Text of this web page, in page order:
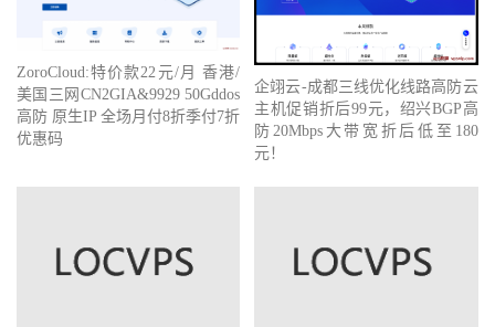
ZoroCloud:特价款22元/月 香港/
美国三网CN2GIA&9929 50Gddos
高防 原生IP 全场月付8折季付7折
优惠码
企翊云-成都三线优化线路高防云
主机促销折后99元，绍兴BGP高
防20Mbps大带宽折后低至180
元！